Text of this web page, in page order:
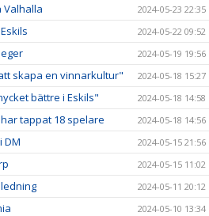
Valhalla 2024-05-23 22:35
2024-05-22 09:52
2024-05-19 19:56
skapa en vinnarkultur" 2024-05-18 15:27
bättre i Eskils" 2024-05-18 14:58
har tappat 18 spelare 2024-05-18 14:56
DM 2024-05-15 21:56
2024-05-15 11:02
2024-05-11 20:12
2024-05-10 13:34